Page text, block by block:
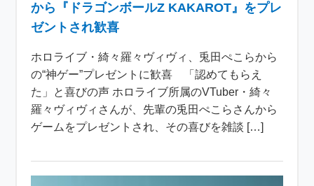
から『ドラゴンボールZ KAKAROT』をプレ
ゼントされ歓喜
ホロライブ・綺々羅々ヴィヴィ、兎田ぺこらから
の“神ゲー”プレゼントに歓喜 「認めてもらえ
た」と喜びの声 ホロライブ所属のVTuber・綺々
羅々ヴィヴィさんが、先輩の兎田ぺこらさんから
ゲームをプレゼントされ、その喜びを雑談 […]